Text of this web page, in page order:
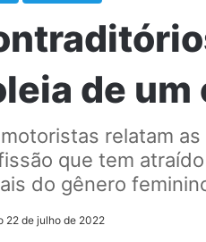
de
relatam
que tem
do gênero
22 de julho de 2022